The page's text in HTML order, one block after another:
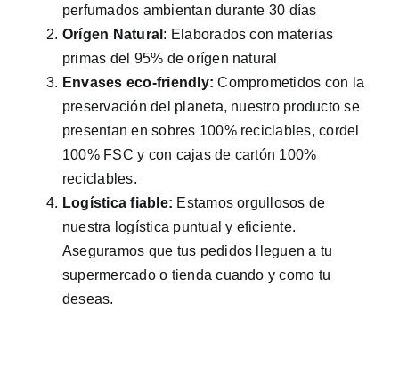
perfumados ambientan durante 30 días
Orígen Natural : Elaborados con materias
primas del 95% de orígen natural
Envases eco-friendly: Comprometidos con la
preservación del planeta, nuestro producto se
presentan en sobres 100% reciclables, cordel
100% FSC y con cajas de cartón 100%
reciclables.
Logística fiable: Estamos orgullosos de
nuestra logística puntual y eficiente.
Aseguramos que tus pedidos lleguen a tu
supermercado o tienda cuando y como tu
deseas.